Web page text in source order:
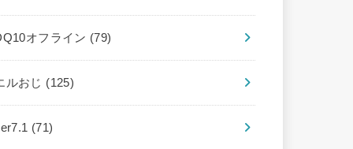
オフライン (79)
ルおじ (125)
(71)